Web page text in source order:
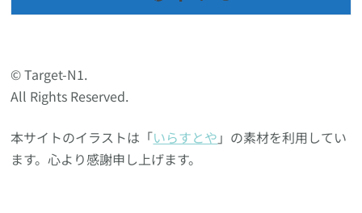
© Target-N1.
All Rights Reserved.
本サイトのイラストは「いらすとや 」の素材を利用してい
ます。心より感謝申し上げます。